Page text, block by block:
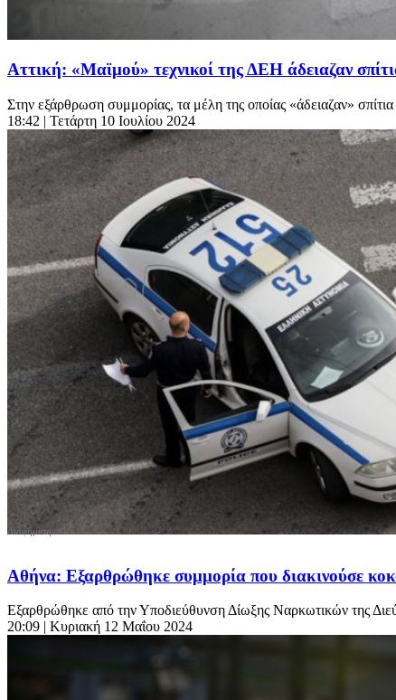
Αττική: «Μαϊμού» τεχνικοί της ΔΕΗ άδειαζαν
Στην εξάρθρωση συμμορίας, τα μέλη της οποίας «άδειαζαν»
18:42 | Τετάρτη 10 Ιουλίου 2024
Αθήνα: Εξαρθρώθηκε συμμορία που διακινούσε
Εξαρθρώθηκε από την Υποδιεύθυνση Δίωξης Ναρκωτικών της
20:09 | Κυριακή 12 Μαΐου 2024